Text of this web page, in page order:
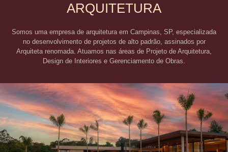
ARQUITETURA
Somos uma empresa de arquitetura em Campinas, SP, especializada
no desenvolvimento de projetos de alto padrão, assinados por
Arquiteta renomada. Atuamos nas áreas de Projeto de Arquitetura,
Design de Interiores e Gerenciamento de Obras.